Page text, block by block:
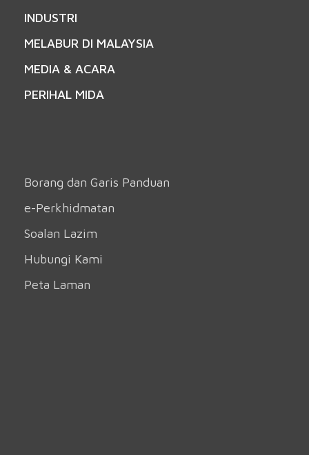
INDUSTRI
MELABUR DI MALAYSIA
MEDIA & ACARA
PERIHAL MIDA
Borang dan Garis Panduan
e-Perkhidmatan
Soalan Lazim
Hubungi Kami
Peta Laman